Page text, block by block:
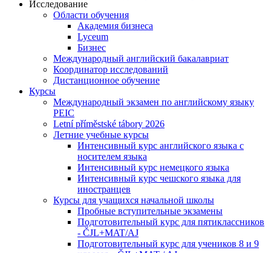
Исследование
Области обучения
Академия бизнеса
Lyceum
Бизнес
Международный английский бакалавриат
Координатор исследований
Дистанционное обучение
Курсы
Международный экзамен по английскому языку
PEIC
Letní příměstské tábory 2026
Летние учебные курсы
Интенсивный курс английского языка с
носителем языка
Интенсивный курс немецкого языка
Интенсивный курс чешского языка для
иностранцев
Курсы для учащихся начальной школы
Пробные вступительные экзамены
Подготовительный курс для пятиклассников
- ČJL+MAT/AJ
Подготовительный курс для учеников 8 и 9